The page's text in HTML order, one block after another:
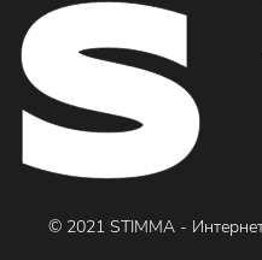
© 2021 STIMMA -